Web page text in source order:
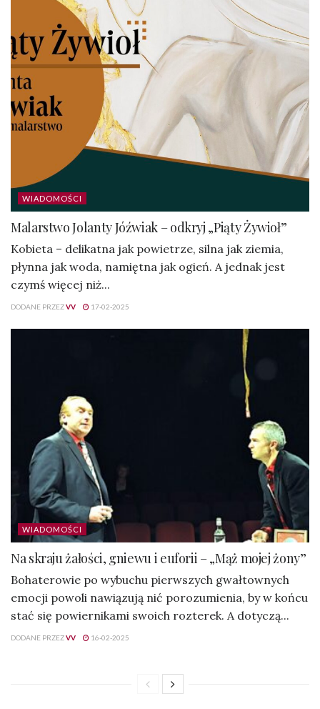
WIADOMOŚCI
Malarstwo Jolanty Jóźwiak – odkryj „Piąty Żywioł”
Kobieta – delikatna jak powietrze, silna jak ziemia,
płynna jak woda, namiętna jak ogień. A jednak jest
czymś więcej niż...
DODANE PRZEZVV 17-02-2025
WIADOMOŚCI
Na skraju żałości, gniewu i euforii – „Mąż mojej żony”
Bohaterowie po wybuchu pierwszych gwałtownych
emocji powoli nawiązują nić porozumienia, by w końcu
stać się powiernikami swoich rozterek. A dotyczą...
DODANE PRZEZVV 16-02-2025